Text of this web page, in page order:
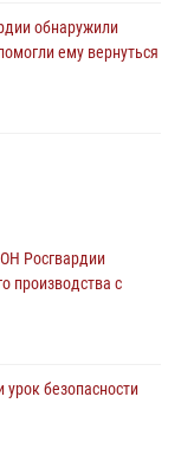
обнаружили
ему вернуться
Северо-
РФ по спортивному и
содействие
Росгвардии
производства с
урок безопасности